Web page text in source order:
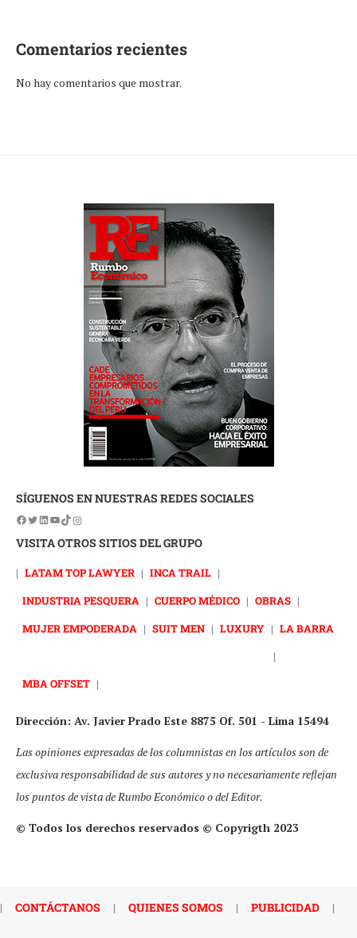
Comentarios recientes
No hay comentarios que mostrar.
SÍGUENOS EN NUESTRAS REDES SOCIALES
VISITA OTROS SITIOS DEL GRUPO
| LATAM TOP LAWYER | INCA TRAIL |
INDUSTRIA PESQUERA | CUERPO MÉDICO | OBRAS |
MUJER EMPODERADA | SUIT MEN | LUXURY | LA BARRA
|
MBA OFFSET |
Dirección: Av. Javier Prado Este 8875 Of. 501 - Lima 15494
Las opiniones expresadas de los columnistas en los artículos son de
exclusiva responsabilidad de sus autores y no necesariamente reflejan
los puntos de vista de Rumbo Económico o del Editor.
© Todos los derechos reservados © Copyrigth 2023
| CONTÁCTANOS | QUIENES SOMOS | PUBLICIDAD |